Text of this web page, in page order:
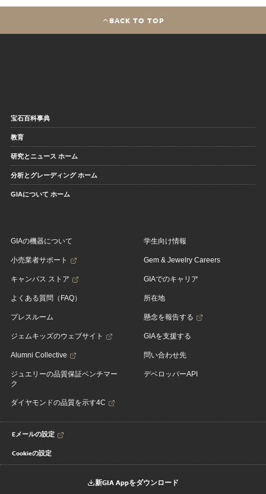
BACK TO TOP
宝石百科事典
教育
研究とニュース ホーム
分析とグレーディング ホーム
GIAについて ホーム
GIAの機器について
小売業者サポート
キャンパス ストア
よくある質問（FAQ）
プレスルーム
ジェムキッズのウェブサイト
Alumni Collective
ジュエリーの品質保証ベンチマー
ク
ダイヤモンドの品質を示す4C
学生向け情報
Gem & Jewelry Careers
GIAでのキャリア
所在地
懸念を報告する
GIAを支援する
問い合わせ先
デベロッパーAPI
Eメールの設定
Cookieの設定
新GIA Appをダウンロード